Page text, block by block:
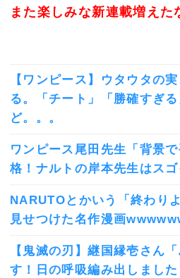
また楽しみな新連載増えた
【ワンピース】ウタウタの
る。「チート」「勝確すぎ
ど。。。
ワンピース尾田先生「背景
格！ナルトの岸本先生はスゴ
NARUTOとかいう「終わり
見せつけた名作漫画
【鬼滅の刃】継国縁壱さん
す！日の呼吸編み出しました